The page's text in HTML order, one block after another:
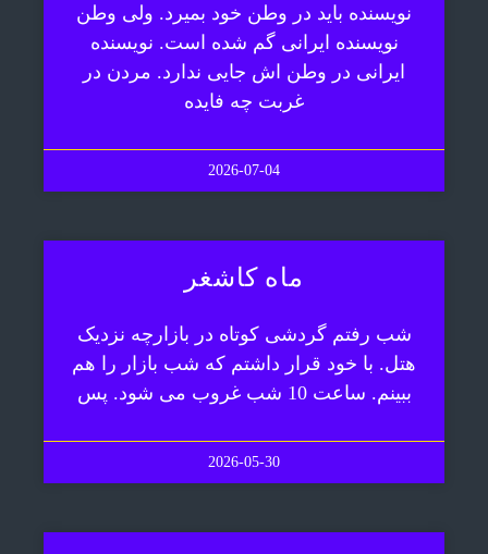
نویسنده باید در وطن خود بمیرد. ولی وطن
نویسنده ایرانی گم شده است. نویسنده
ایرانی در وطن اش جایی ندارد. مردن در
غربت چه فایده
2026-07-04
ماه کاشغر
شب رفتم گردشی کوتاه در بازارچه نزدیک
هتل. با خود قرار داشتم که شب بازار را هم
ببینم. ساعت 10 شب غروب می شود. پس
2026-05-30